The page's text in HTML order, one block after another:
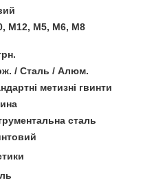
M12, M5, M6, M8
/ Сталь / Алюм.
метизні гвинти
сталь